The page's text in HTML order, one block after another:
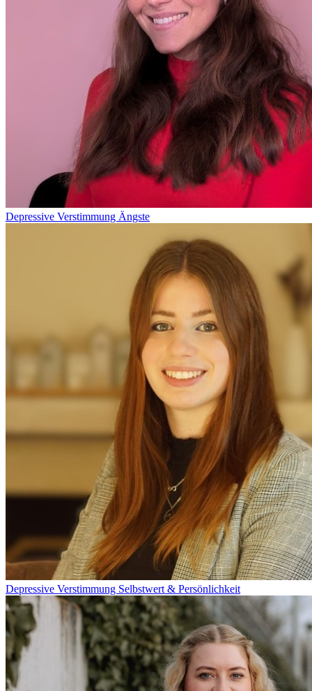
Depressive Verstimmung Ängste
Depressive Verstimmung Selbstwert & Persönlichkeit